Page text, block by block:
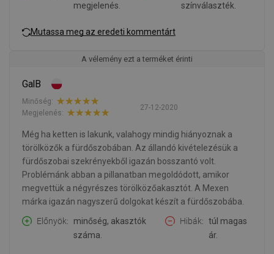
megjelenés.
színválaszték.
Mutassa meg az eredeti kommentárt
A vélemény ezt a terméket érinti
GalB
27-12-2020
Minőség:
Megjelenés:
Még ha ketten is lakunk, valahogy mindig hiányoznak a
törölközők a fürdőszobában. Az állandó kivételezésük a
fürdőszobai szekrényekből igazán bosszantó volt.
Problémánk abban a pillanatban megoldódott, amikor
megvettük a négyrészes törölközőakasztót. A Mexen
márka igazán nagyszerű dolgokat készít a fürdőszobába.
Előnyök
minőség, akasztók
száma.
Hibák
túl magas
ár.